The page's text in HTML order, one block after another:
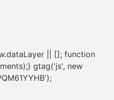
|| []; function
gtag('js', new